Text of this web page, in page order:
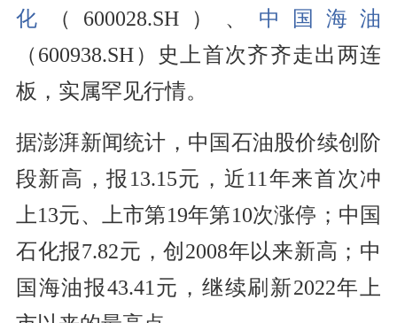
化
（600028.SH）、 中国海油
（600938.SH）史上首次齐齐走出两连
板，实属罕见行情。
据澎湃新闻统计，中国石油股价续创阶
段新高，报13.15元，近11年来首次冲
上13元、上市第19年第10次涨停；中国
石化报7.82元，创2008年以来新高；中
国海油报43.41元，继续刷新2022年上